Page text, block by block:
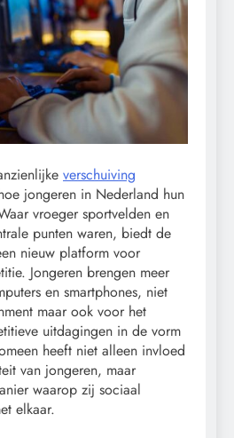
verschuiving
jongeren in Nederland hun
vroeger sportvelden en
punten waren, biedt de
nieuw platform voor
Jongeren brengen meer
en smartphones, niet
maar ook voor het
uitdagingen in de vorm
heeft niet alleen invloed
van jongeren, maar
waarop zij sociaal
elkaar.